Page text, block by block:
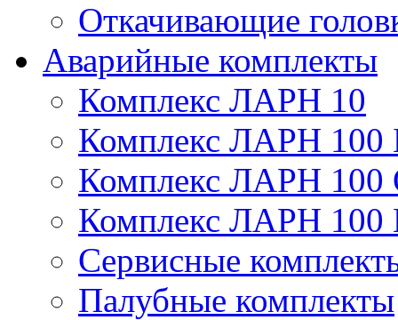
Откачивающие
Аварийные комплекты
Комплекс ЛАРН 10
Комплекс ЛАРН 100
Комплекс ЛАРН 100
Комплекс ЛАРН 100
Сервисные
Палубные комплекты